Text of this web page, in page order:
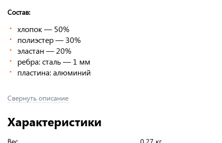
Cостав:
хлопок — 50%
полиэстер — 30%
эластан — 20%
ребра: сталь — 1 мм
пластина: алюминий
Свернуть описание
Характеристики